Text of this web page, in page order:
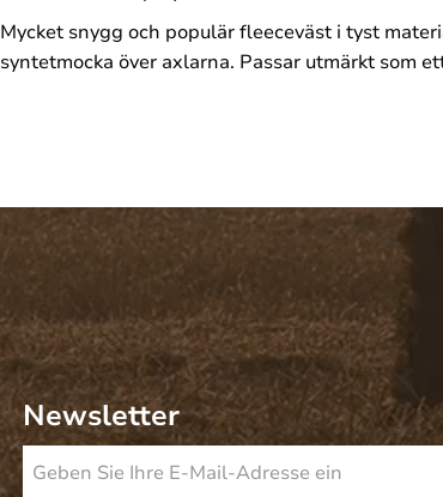
Mycket snygg och populär fleeceväst i tyst
syntetmocka över axlarna. Passar utmärkt som
Newsletter